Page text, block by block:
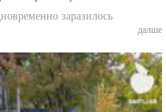
заразилось
далше